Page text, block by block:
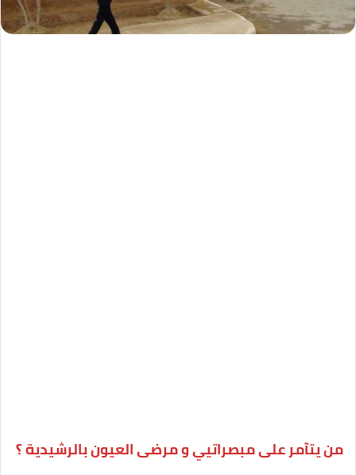
من يتآمر على مبصراتيي و مرضى العيون بالرشيدية ؟